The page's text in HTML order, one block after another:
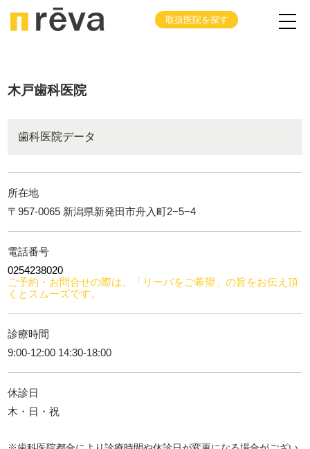
取扱医院を探す
木戸歯科医院
歯科医院データ
所在地
〒957-0065 新潟県新発田市舟入町2−5−4
電話番号
0254238020
ご予約・お問合せの際は、「リーバをご希望」の旨をお伝え頂
くとスムーズです。
診療時間
9:00-12:00 14:30-18:00
休診日
木・日・祝